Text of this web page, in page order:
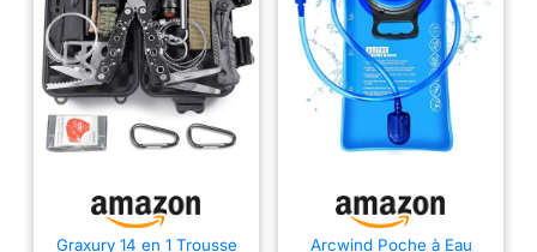
Graxury 14 en 1 Trousse
Arcwind Poche à Eau